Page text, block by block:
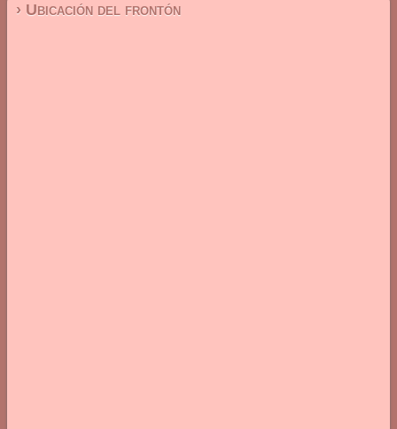
› Ubicación del frontón